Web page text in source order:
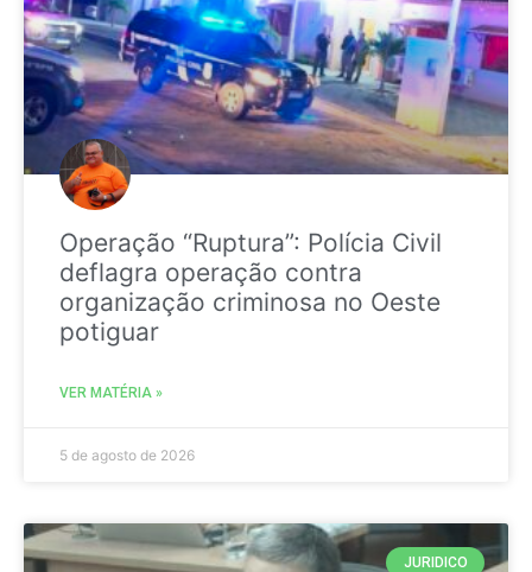
Operação “Ruptura”: Polícia Civil
deflagra operação contra
organização criminosa no Oeste
potiguar
VER MATÉRIA »
5 de agosto de 2026
JURIDICO